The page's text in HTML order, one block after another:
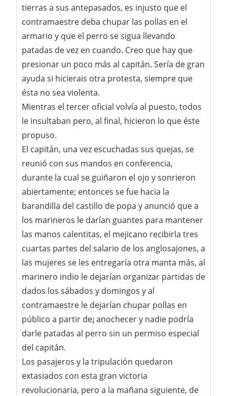
tierras a sus antepasados, es injusto que el
contramaestre deba chupar las pollas en el
armario y que el perro se sigua llevando
patadas de vez en cuando. Creo que hay que
presionar un poco más al capitán. Sería de gran
ayuda si hicierais otra protesta, siempre que
ésta no sea violenta.
Mientras el tercer oficial volvía al puesto, todos
le insultaban pero, al final, hicieron lo que éste
propuso.
El capitán, una vez escuchadas sus quejas, se
reunió con sus mandos en conferencia,
durante la cual se guiñaron el ojo y sonrieron
abiertamente; entonces se fue hacia la
barandilla del castillo de popa y anunció que a
los marineros le darían guantes para mantener
las manos calentitas, el mejicano recibirla tres
cuartas partes del salario de los anglosajones, a
las mujeres se les entregaría otra manta más, al
marinero indio le dejarían organizar partidas de
dados los sábados y domingos y al
contramaestre le dejarían chupar pollas en
público a partir de¡ anochecer y nadie podría
darle patadas al perro sin un permiso especial
del capitán.
Los pasajeros y la tripulación quedaron
extasiados con esta gran victoria
revolucionaria, pero a la mañana siguiente, de